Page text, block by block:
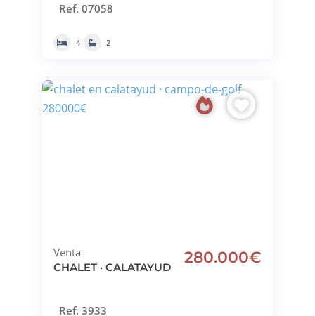
Ref. 07058
4 2
Venta
CHALET · CALATAYUD
280.000€
Ref. 3933